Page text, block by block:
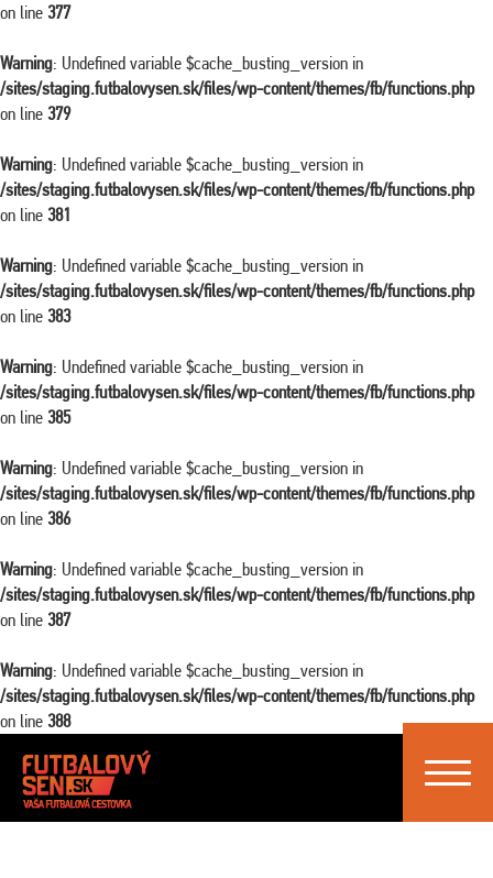
on line 377
Warning: Undefined variable $cache_busting_version in
/sites/staging.futbalovysen.sk/files/wp-content/themes/fb/functions.php
on line 379
Warning: Undefined variable $cache_busting_version in
/sites/staging.futbalovysen.sk/files/wp-content/themes/fb/functions.php
on line 381
Warning: Undefined variable $cache_busting_version in
/sites/staging.futbalovysen.sk/files/wp-content/themes/fb/functions.php
on line 383
Warning: Undefined variable $cache_busting_version in
/sites/staging.futbalovysen.sk/files/wp-content/themes/fb/functions.php
on line 385
Warning: Undefined variable $cache_busting_version in
/sites/staging.futbalovysen.sk/files/wp-content/themes/fb/functions.php
on line 386
Warning: Undefined variable $cache_busting_version in
/sites/staging.futbalovysen.sk/files/wp-content/themes/fb/functions.php
on line 387
Warning: Undefined variable $cache_busting_version in
/sites/staging.futbalovysen.sk/files/wp-content/themes/fb/functions.php
on line 388
Toggle